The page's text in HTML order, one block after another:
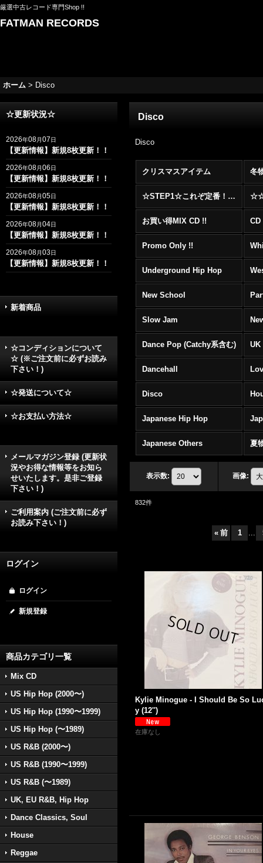
厳選中古レコード専門Shop !!
FATMAN RECORDS
ホーム > Disco
☆更新状況☆
2026年08月07日
【更新情報】新規8枚更新！！
2026年08月06日
【更新情報】新規8枚更新！！
2026年08月05日
【更新情報】新規8枚更新！！
2026年08月04日
【更新情報】新規8枚更新！！
2026年08月03日
【更新情報】新規8枚更新！！
新着商品
☆コンディションについて
☆ (※ご注文前に必ずお読み
下さい！)
☆発送について☆
☆お支払い方法☆
メールマガジン登録 (更新状
況やお得な情報等をお知ら
せいたします。是非ご登録
下さい！)
ご利用案内 (ご注文前に必ず
お読み下さい！)
ログイン
ログイン
新規登録
商品カテゴリ一覧
Mix CD
US Hip Hop (2000〜)
US Hip Hop (1990〜1999)
US Hip Hop (〜1989)
US R&B (2000〜)
US R&B (1990〜1999)
US R&B (〜1989)
UK, EU R&B, Hip Hop
Dance Classics, Soul
House
Reggae
Disco
Disco
クリスマスアイテム 冬
☆STEP1☆これぞ定番！！まずはここから！2000年代R&BフロアヒットBest 100 !!!
お買い得MIX CD !!
Promo Only !!
Underground Hip Hop
New School
Slow Jam
Dance Pop (Catchy系含む) UK
Dancehall
Disco
Japanese Hip Hop
Japanese Others 夏
表示数: 画像:
832件
« 前 1 ...
Kylie Minogue - I Should Be So
y (12'')
在庫なし